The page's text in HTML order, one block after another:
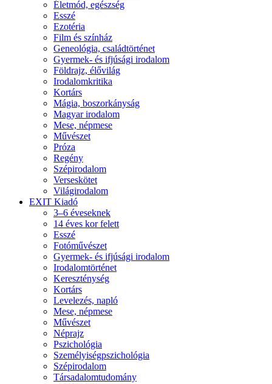
Életmód, egészség
Esszé
Ezotéria
Film és színház
Geneológia, családtörténet
Gyermek- és ifjúsági irodalom
Földrajz, élővilág
Irodalomkritika
Kortárs
Mágia, boszorkányság
Magyar irodalom
Mese, népmese
Művészet
Próza
Regény
Szépirodalom
Verseskötet
Világirodalom
EXIT Kiadó
3–6 éveseknek
14 éves kor felett
Esszé
Fotóművészet
Gyermek- és ifjúsági irodalom
Irodalomtörténet
Kereszténység
Kortárs
Levelezés, napló
Mese, népmese
Művészet
Néprajz
Pszichológia
Személyiségpszichológia
Szépirodalom
Társadalomtudomány